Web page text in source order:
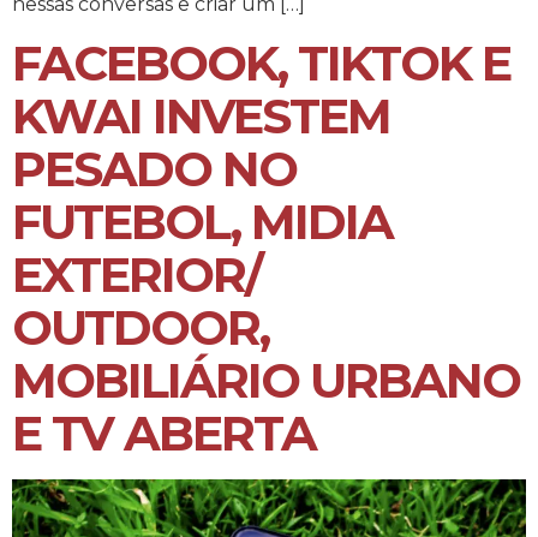
nessas conversas e criar um […]
FACEBOOK, TIKTOK E
KWAI INVESTEM
PESADO NO
FUTEBOL, MIDIA
EXTERIOR/
OUTDOOR,
MOBILIÁRIO URBANO
E TV ABERTA